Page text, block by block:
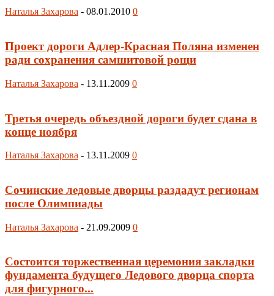
Наталья Захарова - 08.01.2010 0
Проект дороги Адлер-Красная Поляна изменен
ради сохранения самшитовой рощи
Наталья Захарова - 13.11.2009 0
Третья очередь объездной дороги будет сдана в
конце ноября
Наталья Захарова - 13.11.2009 0
Сочинские ледовые дворцы раздадут регионам
после Олимпиады
Наталья Захарова - 21.09.2009 0
Состоится торжественная церемония закладки
фундамента будущего Ледового дворца спорта
для фигурного...